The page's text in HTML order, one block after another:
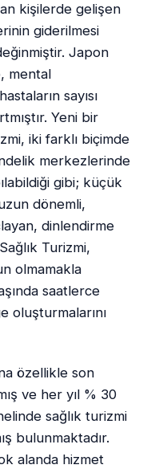
kişilerde gelişen
giderilmesi
Japon
mental
sayısı
Yeni bir
iki farklı biçimde
merkezlerinde
gibi; küçük
dönemli,
dinlendirme
Turizmi,
olmamakla
saatlerce
oluşturmalarını
özellikle son
ve her yıl % 30
sağlık turizmi
bulunmaktadır.
alanda hizmet